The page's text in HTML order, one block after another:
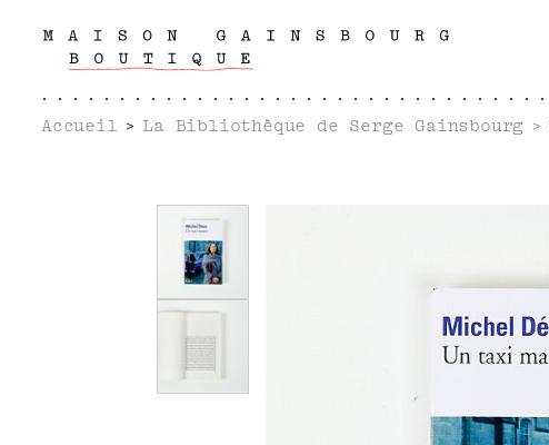
Accueil La Bibliothèque de Serge Gainsbourg